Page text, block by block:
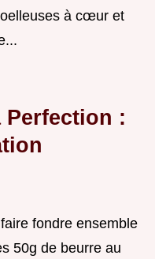
à cœur et
Perfection :
fondre ensemble
50g de beurre au